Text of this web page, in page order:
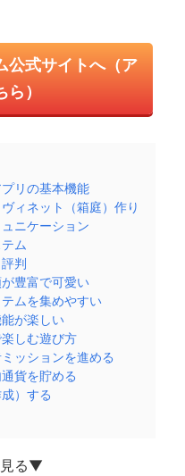
公式サイトへ（ア
）
リの基本機能
ィネット（箱庭）作り
ニケーション
ム
判
豊富で可愛い
ムを集めやすい
が楽しい
しむ遊び方
ッションを進める
貨を貯める
）する
見る▼